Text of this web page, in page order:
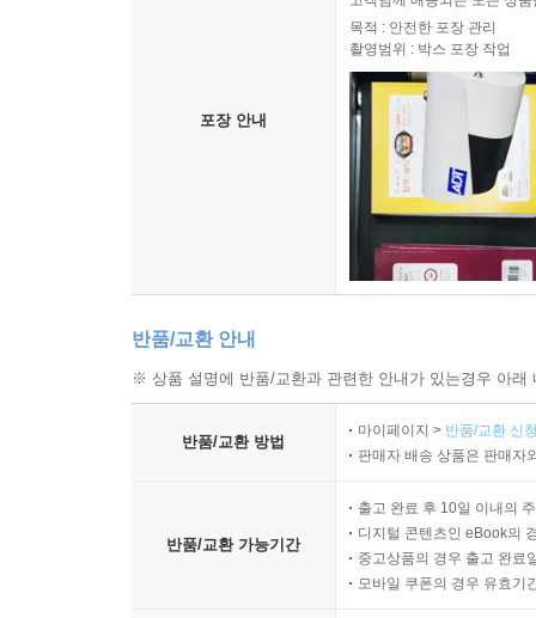
7장 「16세기 일본 무사의 고명이라는 욕망
(高名)’이라는 명예욕을 다룬다. 고명은 전쟁터
추상적 가치에 그치는 것이 아니라 부귀라는 실
달랐던 일본 사회를 설명하고 있다.
8장 「루이스 부뉴엘의 영화 속 욕망의 궤적」
다룬다. 부뉴엘의 영화 세계를 관통하는 키워드
연출이 등장하는데, 예를 들어 주인공이 욕망하
대상이라고 생각한다. 하지만 주인공이 서로 다르
9장 「스탈린 시대 소련 공산당원의 욕망」에서
전체주의론자들은 공산당원의 개성과 개인적 욕
욕망으로 철학하기
포장 안내
목적 : 안전한 포장 관리
촬영범위 : 박스 포장 작업
반품/교환 안내
※ 상품 설명에 반품/교환과 관련한 안내가 있는경우 아
반품/교환 방법
마이페이지 > 반품/교환 신
판매자 배송 상품은 판매자
반품/교환 가능기간
출고 완료 후 10일 이내의
디지털 콘텐츠인 eBook의
중고상품의 경우 출고 완료
모바일 쿠폰의 경우 유효기